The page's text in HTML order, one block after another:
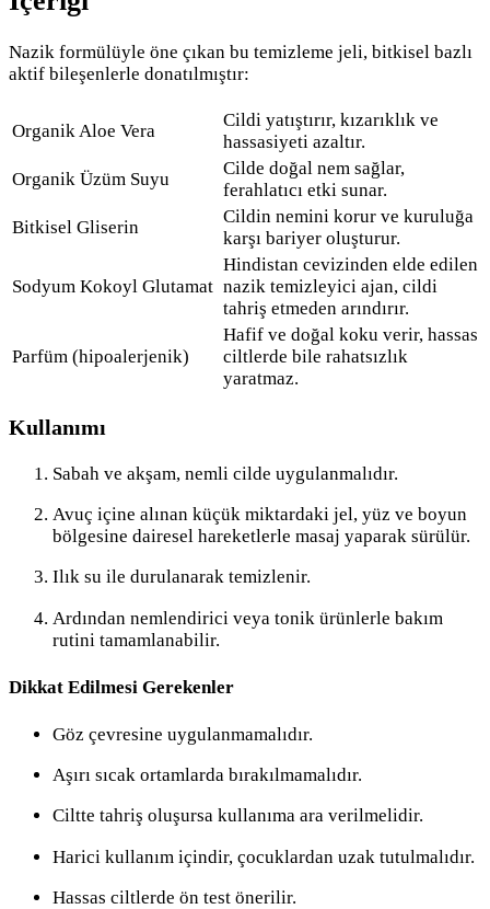
Nazik formülüyle öne çıkan bu temizleme jeli, bitkisel bazlı
aktif bileşenlerle donatılmıştır:
Organik Aloe Vera
Cildi yatıştırır, kızarıklık ve
hassasiyeti azaltır.
Organik Üzüm Suyu
Cilde doğal nem sağlar,
ferahlatıcı etki sunar.
Bitkisel Gliserin
Cildin nemini korur ve kuruluğa
karşı bariyer oluşturur.
Sodyum Kokoyl Glutamat
Hindistan cevizinden elde edilen
nazik temizleyici ajan, cildi
tahriş etmeden arındırır.
Parfüm (hipoalerjenik)
Hafif ve doğal koku verir, hassas
ciltlerde bile rahatsızlık
yaratmaz.
Kullanımı
Sabah ve akşam, nemli cilde uygulanmalıdır.
Avuç içine alınan küçük miktardaki jel, yüz ve boyun
bölgesine dairesel hareketlerle masaj yaparak sürülür.
Ilık su ile durulanarak temizlenir.
Ardından nemlendirici veya tonik ürünlerle bakım
rutini tamamlanabilir.
Dikkat Edilmesi Gerekenler
Göz çevresine uygulanmamalıdır.
Aşırı sıcak ortamlarda bırakılmamalıdır.
Ciltte tahriş oluşursa kullanıma ara verilmelidir.
Harici kullanım içindir, çocuklardan uzak tutulmalıdır.
Hassas ciltlerde ön test önerilir.